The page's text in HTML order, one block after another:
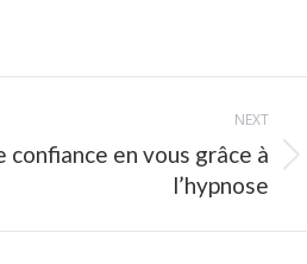
NEXT
en vous grâce à
l’hypnose